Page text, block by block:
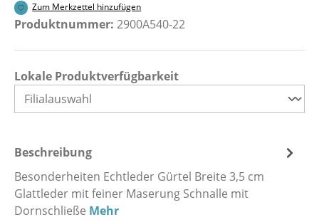
Zum Merkzettel hinzufügen
Produktnummer: 2900A540-22
Lokale Produktverfügbarkeit
Beschreibung
Besonderheiten Echtleder Gürtel Breite 3,5 cm
Glattleder mit feiner Maserung Schnalle mit
Dornschließe Mehr